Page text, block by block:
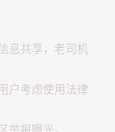
息共享，老司机
户考虑使用法律
举报曝光。